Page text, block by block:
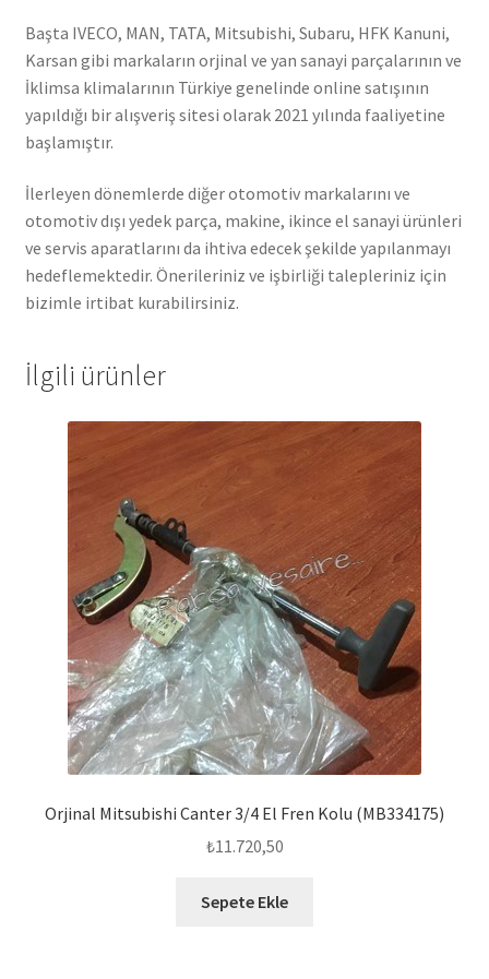
Başta IVECO, MAN, TATA, Mitsubishi, Subaru, HFK Kanuni,
Karsan gibi markaların orjinal ve yan sanayi parçalarının ve
İklimsa klimalarının Türkiye genelinde online satışının
yapıldığı bir alışveriş sitesi olarak 2021 yılında faaliyetine
başlamıştır.
İlerleyen dönemlerde diğer otomotiv markalarını ve
otomotiv dışı yedek parça, makine, ikince el sanayi ürünleri
ve servis aparatlarını da ihtiva edecek şekilde yapılanmayı
hedeflemektedir. Önerileriniz ve işbirliği talepleriniz için
bizimle irtibat kurabilirsiniz.
İlgili ürünler
Orjinal Mitsubishi Canter 3/4 El Fren Kolu (MB334175)
₺11.720,50
Sepete Ekle